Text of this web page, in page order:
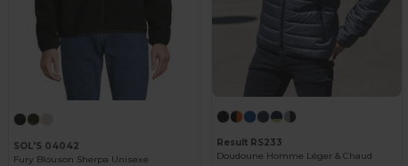
SOL'S 04042
Fury Blouson Sherpa Unisexe
Result RS233
Doudoune Homme Léger & Chaud